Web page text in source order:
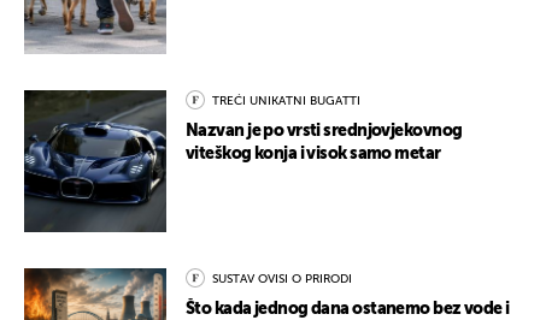
TREĆI UNIKATNI BUGATTI
Nazvan je po vrsti srednjovjekovnog
viteškog konja i visok samo metar
SUSTAV OVISI O PRIRODI
Što kada jednog dana ostanemo bez vode i